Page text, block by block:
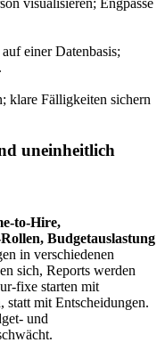
visualisieren; Engpässe
einer Datenbasis;
klare Fälligkeiten sichern
uneinheitlich
Budgetauslastung
in verschiedenen
sich, Reports werden
starten mit
statt mit Entscheidungen.
und